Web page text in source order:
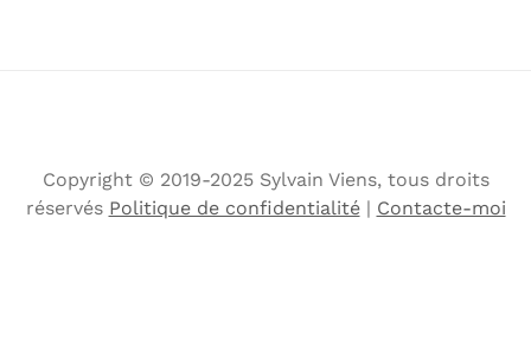
Copyright © 2019-2025 Sylvain Viens, tous droits
réservés Politique de confidentialité| Contacte-moi